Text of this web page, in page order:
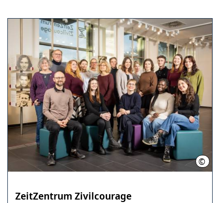
© LHH
ZeitZentrum Zivilcourage